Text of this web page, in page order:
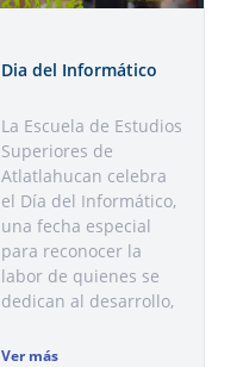
Dia del Informático
La Escuela de Estudios
Superiores de
Atlatlahucan celebra
el Día del Informático,
una fecha especial
para reconocer la
labor de quienes se
dedican al desarrollo,
Ver más